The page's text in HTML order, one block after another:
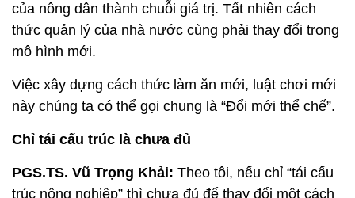
của nông dân thành chuỗi giá trị. Tất nhiên cách
thức quản lý của nhà nước cùng phải thay đổi trong
mô hình mới.
Việc xây dựng cách thức làm ăn mới, luật chơi mới
này chúng ta có thể gọi chung là “Đổi mới thể chế”.
Chỉ tái cấu trúc là chưa đủ
PGS.TS. Vũ Trọng Khải: Theo tôi, nếu chỉ “tái cấu
trúc nông nghiệp” thì chưa đủ để thay đổi một cách